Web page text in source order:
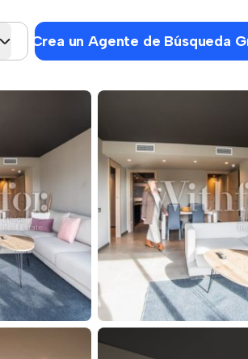
Crea un Agente de Búsqueda